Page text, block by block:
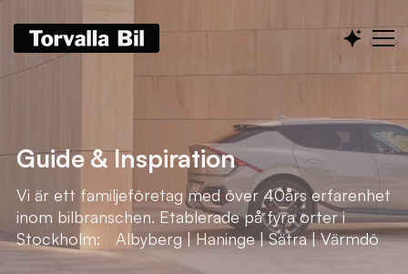
Guide & Inspiration
Vi är ett familjeföretag med över 40års erfarenhet
inom bilbranschen. Etablerade på fyra orter i
Stockholm: Albyberg | Haninge | Sätra | Värmdö